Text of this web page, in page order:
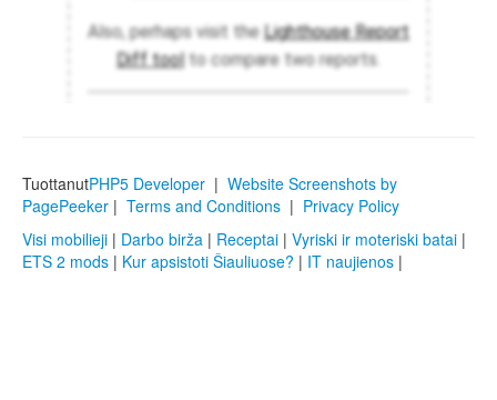
TuottanutPHP5 Developer | Website Screenshots by
PagePeeker | Terms and Conditions | Privacy Policy
Visi mobilieji | Darbo birža | Receptai | Vyriski ir moteriski batai |
ETS 2 mods | Kur apsistoti Šiauliuose? | IT naujienos |